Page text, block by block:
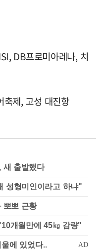
DB프로미아레나, 치
제, 고성 대진항
새 출발했다
성형미인이라고 하냐"
뽀뽀 근황
개월만에 45㎏ 감량"